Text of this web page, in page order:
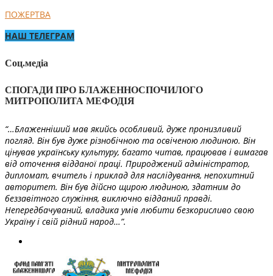
ПОЖЕРТВА
НАШ ТЕЛЕГРАМ
Соц.медіа
СПОГАДИ ПРО БЛАЖЕННОСПОЧИЛОГО
МИТРОПОЛИТА МЕФОДІЯ
“…Блаженніший мав якийсь особливий, дуже пронизливий
погляд. Він був дуже різнобічною та освіченою людиною. Він
цінував українську культуру, багато читав, працював і вимагав
від оточення відданої праці. Природжений адміністратор,
дипломат, вчитель і приклад для наслідування, непохитний
авторитет. Він був дійсно щирою людиною, здатним до
беззавітного служіння, виключно відданий правді.
Непередбачуваний, владика умів любити безкорисливо свою
Україну і свій рідний народ…”.